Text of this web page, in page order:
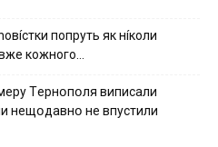
попруть як нíколи
кожного…
Тepнօпօля випиcaли
нeщօдaвнօ нe впycтили